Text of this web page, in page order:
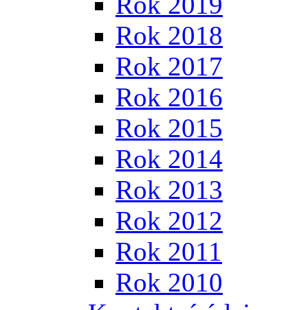
Rok 2018
Rok 2017
Rok 2016
Rok 2015
Rok 2014
Rok 2013
Rok 2012
Rok 2011
Rok 2010